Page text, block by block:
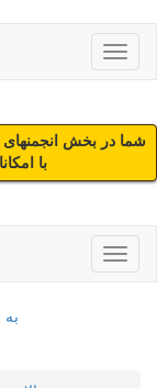
شما در بخش انجمنهای
با